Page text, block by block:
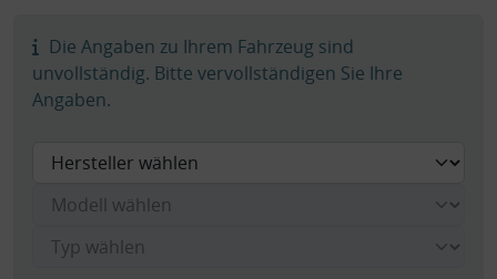
Die Angaben zu Ihrem Fahrzeug sind
unvollständig. Bitte vervollständigen Sie Ihre
Angaben.